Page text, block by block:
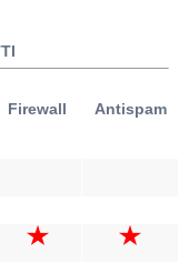
Firewall Antispam